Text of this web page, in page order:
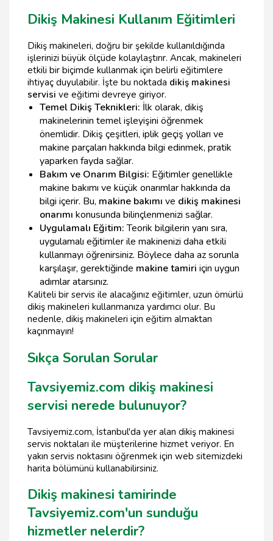
Dikiş Makinesi Kullanım Eğitimleri
Dikiş makineleri, doğru bir şekilde kullanıldığında
işlerinizi büyük ölçüde kolaylaştırır. Ancak, makineleri
etkili bir biçimde kullanmak için belirli eğitimlere
ihtiyaç duyulabilir. İşte bu noktada dikiş makinesi
servisi ve eğitimi devreye giriyor.
Temel Dikiş Teknikleri: İlk olarak, dikiş
makinelerinin temel işleyişini öğrenmek
önemlidir. Dikiş çeşitleri, iplik geçiş yolları ve
makine parçaları hakkında bilgi edinmek, pratik
yaparken fayda sağlar.
Bakım ve Onarım Bilgisi: Eğitimler genellikle
makine bakımı ve küçük onarımlar hakkında da
bilgi içerir. Bu, makine bakımı ve dikiş makinesi
onarımı konusunda bilinçlenmenizi sağlar.
Uygulamalı Eğitim:Teorik bilgilerin yanı sıra,
uygulamalı eğitimler ile makinenizi daha etkili
kullanmayı öğrenirsiniz. Böylece daha az sorunla
karşılaşır, gerektiğinde makine tamiri için uygun
adımlar atarsınız.
Kaliteli bir servis ile alacağınız eğitimler, uzun ömürlü
dikiş makineleri kullanmanıza yardımcı olur. Bu
nedenle, dikiş makineleri için eğitim almaktan
kaçınmayın!
Sıkça Sorulan Sorular
Tavsiyemiz.com dikiş makinesi
servisi nerede bulunuyor?
Tavsiyemiz.com, İstanbul'da yer alan dikiş makinesi
servis noktaları ile müşterilerine hizmet veriyor. En
yakın servis noktasını öğrenmek için web sitemizdeki
harita bölümünü kullanabilirsiniz.
Dikiş makinesi tamirinde
Tavsiyemiz.com'un sunduğu
hizmetler nelerdir?